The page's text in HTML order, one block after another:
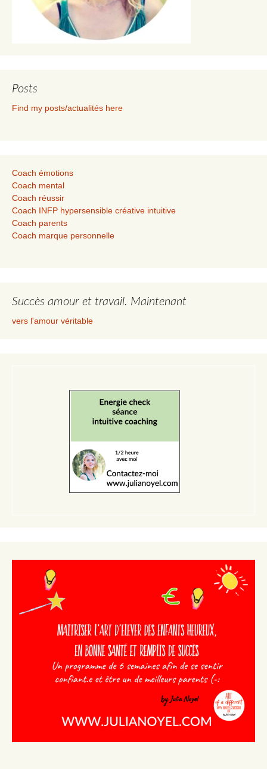
Posts
Find my posts/actualités here
Coach émotions
Coach mental
Coach réussir
Coach INFP hypersensible créative intuitive
Coach parents
Coach marque personnelle
Succès amour et travail. Maintenant
vers l'amour véritable